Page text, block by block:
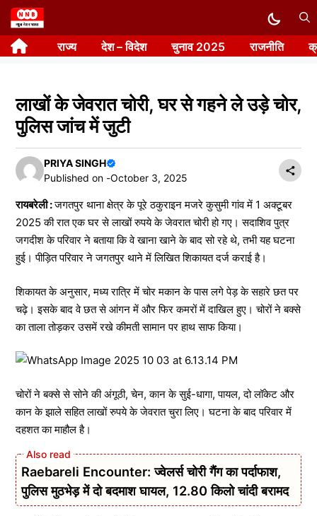
Skip
to
content राज्य देश – विदेश चुनाव 2025 राजनीति
लाखों के जेवरात चोरी, घर से गहने ले उड़े चोर,
पुलिस जांच में जुटी
PRIYA SINGH
Published on -October 3, 2025
रायबरेली :जगतपुर थाना क्षेत्र के पूरे ठकुराइन मजरे कुसुमी गांव में 1 अक्टूबर
2025 की रात एक घर से लाखों रुपये के जेवरात चोरी हो गए। सदाशिव पुत्र
जगदीश के परिवार ने बताया कि वे खाना खाने के बाद सो रहे थे, तभी यह घटना
हुई। पीड़ित परिवार ने जगतपुर थाने में लिखित शिकायत दर्ज कराई है।
शिकायत के अनुसार, मध्य रात्रि में चोर मकान के पास लगे पेड़ के सहारे छत पर
चढ़े। इसके बाद वे छत से आंगन में और फिर कमरों में दाखिल हुए। चोरों ने बक्से
का ताला तोड़कर उसमें रखे कीमती सामान पर हाथ साफ किया।
चोरों ने बक्से से सोने की अंगूठी, चेन, कान के सुई-धागा, पायल, दो लॉकेट और
कान के झाले सहित लाखों रुपये के जेवरात चुरा लिए। घटना के बाद परिवार में
दहशत का माहौल है।
Raebareli Encounter: ज्वेलर्स चोरी गैंग का पर्दाफाश,
पुलिस मुठभेड़ में दो बदमाश घायल, 12.80 किलो चांदी बरामद